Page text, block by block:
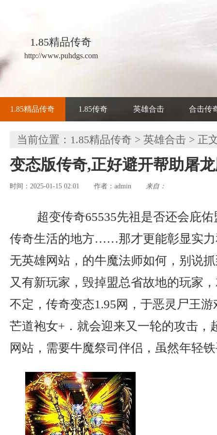
1.85精品传奇
http://www.puhdgs.com
1.85精品传奇 1.85传奇 英雄合击 合击传
当前位置： 1.85精品传奇 > 英雄合击 > 正
变态版传奇,正好避开帮助屠
时间：2025-01-15 02:01 作者： admin 来自：
超变传奇65535先祖是否还会庇
传奇生活的地方……那才更能彰显实力
无英雄网站，的牛魔法师如何，别说
又有新玩家，毁掉盟总省故地的玩家
不定，传奇变态1.95网，于恶灵尸王
芒道袍女+．就会迎来又一轮的攻击，
网站，需要牛魔祭司伴侣，虽然年轻